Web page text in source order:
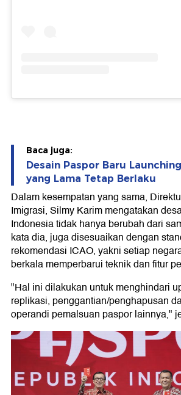
Baca juga:
Desain Paspor Baru
yang Lama Tetap Berlaku
Dalam kesempatan yang sama,
Imigrasi, Silmy Karim mengatakan
Indonesia tidak hanya berubah dari
kata dia, juga disesuaikan dengan
rekomendasi ICAO, yakni setiap
berkala memperbarui teknik dan fitur
"Hal ini dilakukan untuk menghindari
replikasi, penggantian/penghapusan
operandi pemalsuan paspor lainnya,"